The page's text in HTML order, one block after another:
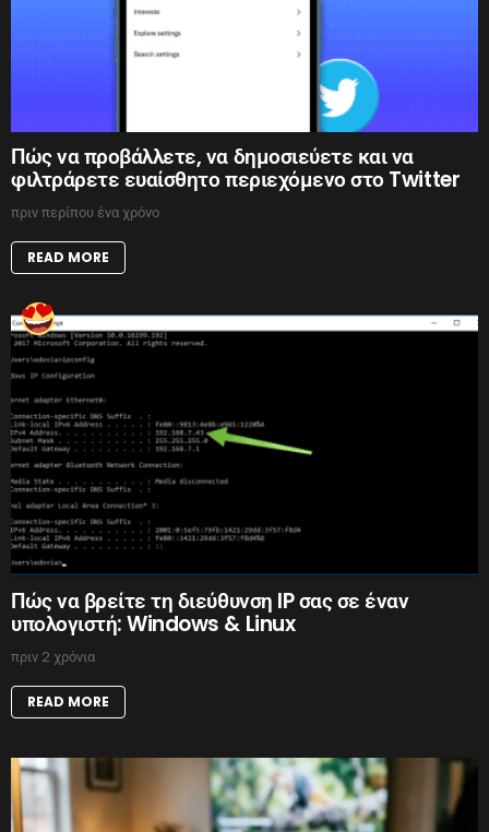
Πώς να προβάλλετε, να δημοσιεύετε και να
φιλτράρετε ευαίσθητο περιεχόμενο στο Twitter
πριν περίπου ένα χρόνο
READ MORE
Πώς να βρείτε τη διεύθυνση IP σας σε έναν
υπολογιστή: Windows & Linux
πριν 2 χρόνια
READ MORE